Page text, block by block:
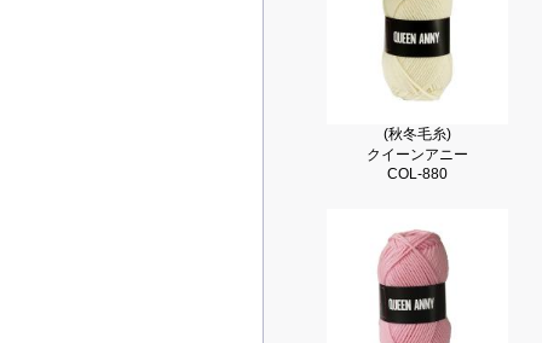
(秋冬毛糸)
クイーンアニー
COL-880